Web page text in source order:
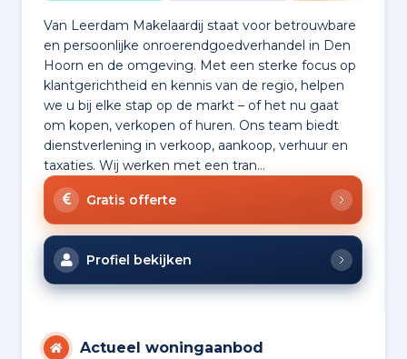
Van Leerdam Makelaardij staat voor betrouwbare
en persoonlijke onroerendgoedverhandel in Den
Hoorn en de omgeving. Met een sterke focus op
klantgerichtheid en kennis van de regio, helpen
we u bij elke stap op de markt – of het nu gaat
om kopen, verkopen of huren. Ons team biedt
dienstverlening in verkoop, aankoop, verhuur en
taxaties. Wij werken met een tran...
Gratis offerte
Profiel bekijken
Actueel woningaanbod